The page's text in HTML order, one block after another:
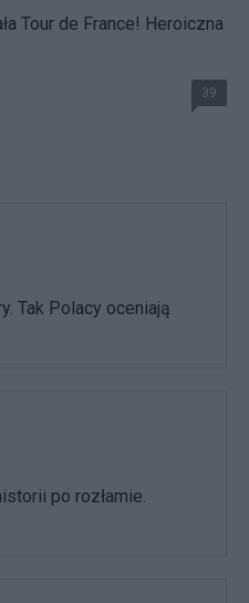
Tour de France! Heroiczna
39
Tak Polacy oceniają
po rozłamie.